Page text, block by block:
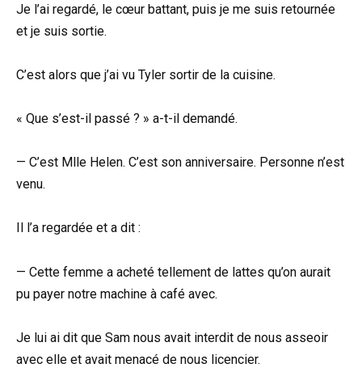
Je l’ai regardé, le cœur battant, puis je me suis retournée
et je suis sortie.
C’est alors que j’ai vu Tyler sortir de la cuisine.
« Que s’est-il passé ? » a-t-il demandé.
— C’est Mlle Helen. C’est son anniversaire. Personne n’est
venu.
Il l’a regardée et a dit :
— Cette femme a acheté tellement de lattes qu’on aurait
pu payer notre machine à café avec.
Je lui ai dit que Sam nous avait interdit de nous asseoir
avec elle et avait menacé de nous licencier.